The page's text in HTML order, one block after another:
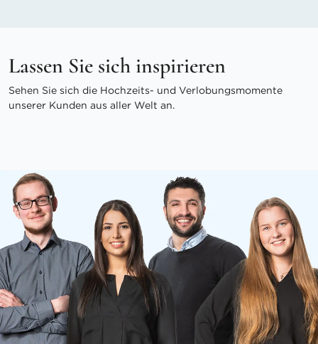
Lassen Sie sich inspirieren
Sehen Sie sich die Hochzeits- und Verlobungsmomente
unserer Kunden aus aller Welt an.